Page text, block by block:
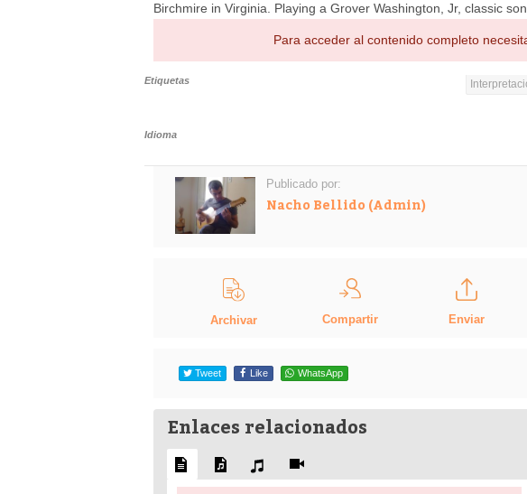
Birchmire in Virginia. Playing a Grover Washington, Jr, classic
Para acceder al contenido completo
Etiquetas
Idioma
Publicado por:
Nacho Bellido (Admin)
Archivar Compartir Enviar
Tweet Like WhatsApp
Enlaces relacionados